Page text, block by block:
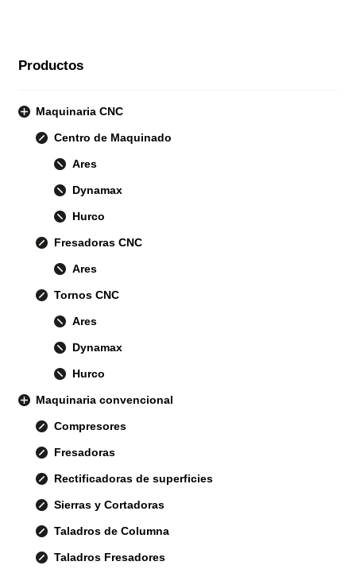
Productos
Maquinaria CNC
Centro de Maquinado
Ares
Dynamax
Hurco
Fresadoras CNC
Ares
Tornos CNC
Ares
Dynamax
Hurco
Maquinaria convencional
Compresores
Fresadoras
Rectificadoras de superficies
Sierras y Cortadoras
Taladros de Columna
Taladros Fresadores